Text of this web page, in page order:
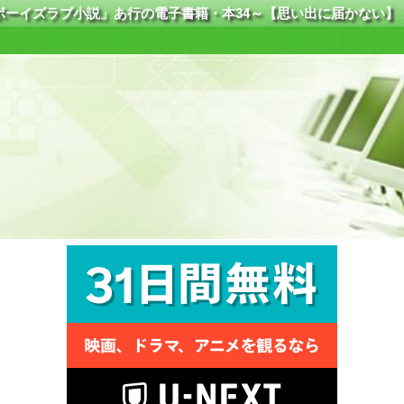
ーイズラブ小説」あ行の電子書籍・本34～【思い出に届かない】